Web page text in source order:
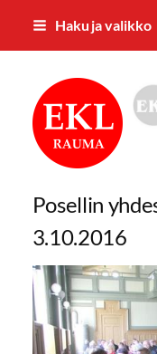
Siirry
Haku ja valikko
Rauman
Posellin
3.10.2016